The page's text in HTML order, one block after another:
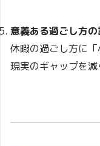
意義ある過ごし方の
休暇の過ごし方に
現実のギャップを減